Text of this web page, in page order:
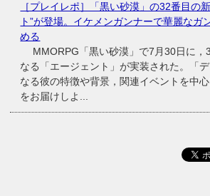
［プレイレポ］「黒い砂漠」の32番目の
ト”が登場。イケメンガンナーで華麗なガ
める
MMORPG「黒い砂漠」で7月30日に，
なる「エージェント」が実装された。「
なる彼の特徴や背景，関連イベントを中
をお届けしよ...